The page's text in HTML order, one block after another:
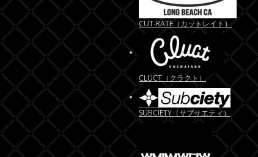
CUT-RATE（カットレイト）
CLUCT（クラクト）
SUBCIETY（サブサエティ）